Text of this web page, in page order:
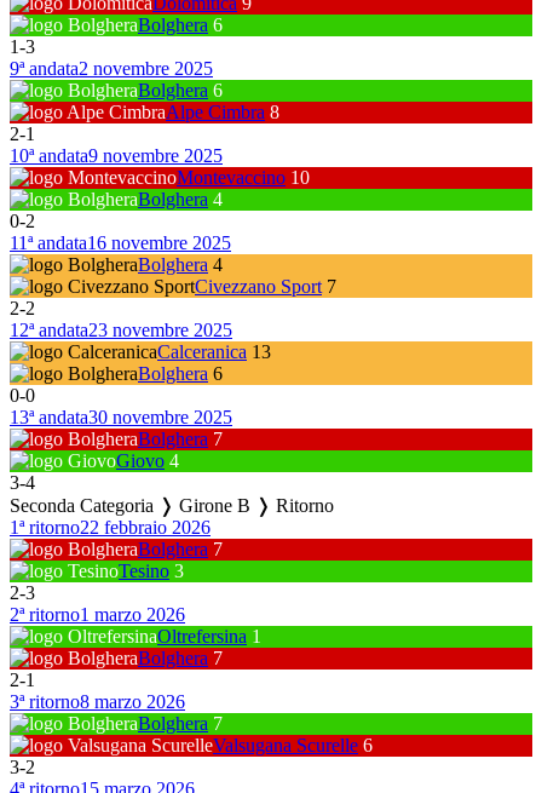
Bolghera 6
1-3
9ª andata2 novembre 2025
Bolghera 6
Alpe Cimbra 8
2-1
10ª andata9 novembre 2025
Montevaccino 10
Bolghera 4
0-2
11ª andata16 novembre 2025
Bolghera 4
Civezzano Sport 7
2-2
12ª andata23 novembre 2025
Calceranica 13
Bolghera 6
0-0
13ª andata30 novembre 2025
Bolghera 7
Giovo 4
3-4
Seconda Categoria ❭ Girone B ❭ Ritorno
1ª ritorno22 febbraio 2026
Bolghera 7
Tesino 3
2-3
2ª ritorno1 marzo 2026
Oltrefersina 1
Bolghera 7
2-1
3ª ritorno8 marzo 2026
Bolghera 7
Valsugana Scurelle 6
3-2
4ª ritorno15 marzo 2026